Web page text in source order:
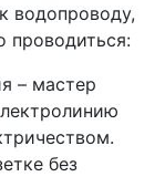
водопроводу,
проводиться:
– мастер
без